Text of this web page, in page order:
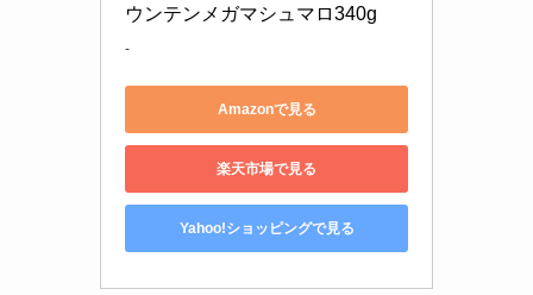
ウンテンメガマシュマロ340g
-
Amazonで見る
楽天市場で見る
Yahoo!ショッピングで見る